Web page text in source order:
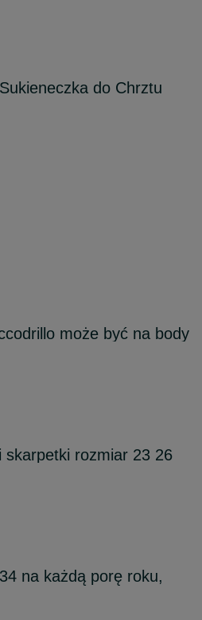
do Chrztu
może być na body
skarpetki rozmiar 23 26
na każdą porę roku,